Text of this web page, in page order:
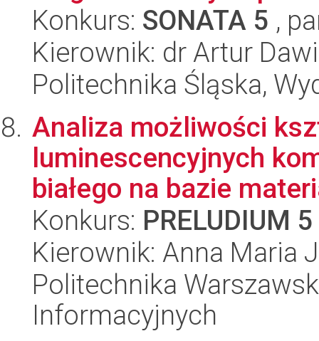
Konkurs: SONATA 5 ,
Kierownik: dr Artur
Politechnika Śląska,
Analiza możliwości
luminescencyjnych
białego na bazie
Konkurs: PRELUDIUM 5
Kierownik: Anna Maria
Politechnika
Informacyjnych